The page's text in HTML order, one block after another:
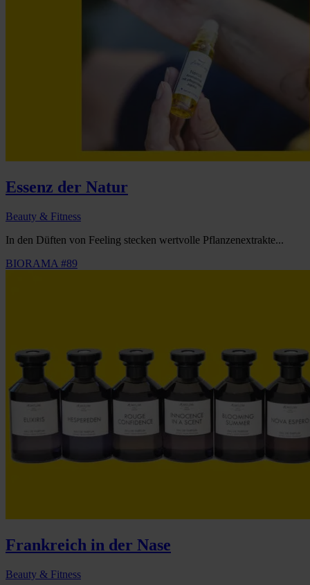
Essenz der Natur
Beauty & Fitness
In den Düften von Feeling stecken wertvolle Pflanzenextrakte...
BIORAMA #89
Frankreich in der Nase
Beauty & Fitness